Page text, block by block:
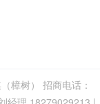
樟树） 招商电话：